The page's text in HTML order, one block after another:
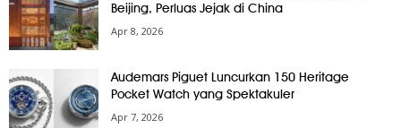
Beijing, Perluas Jejak di China
Apr 8, 2026
Audemars Piguet Luncurkan 150 Heritage
Pocket Watch yang Spektakuler
Apr 7, 2026